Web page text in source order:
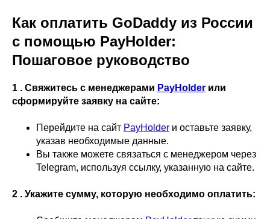
Как оплатить GoDaddy из России
с помощью PayHolder:
Пошаговое руководство
1 . Свяжитесь с менеджерами PayHolder или
сформируйте заявку на сайте:
Перейдите на сайт PayHolder и оставьте заявку,
указав необходимые данные.
Вы также можете связаться с менеджером через
Telegram, используя ссылку, указанную на сайте.
2 . Укажите сумму, которую необходимо оплатить: